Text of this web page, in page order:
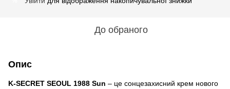
До обраного
Опис
K-SECRET SEOUL 1988 Sun – це сонцезахисний крем нового